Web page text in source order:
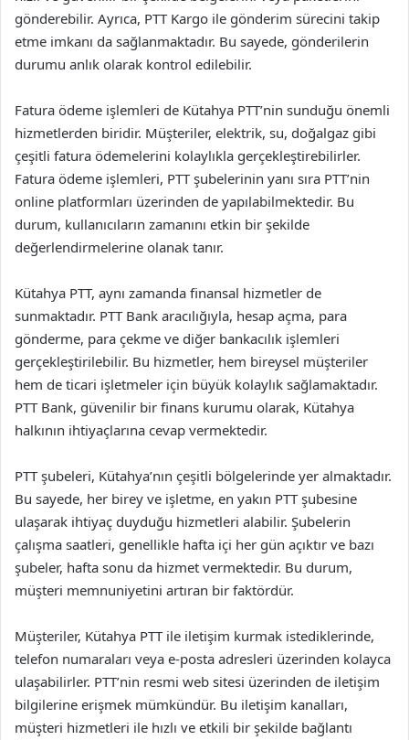
gönderebilir. Ayrıca, PTT Kargo ile gönderim sürecini takip
etme imkanı da sağlanmaktadır. Bu sayede, gönderilerin
durumu anlık olarak kontrol edilebilir.
Fatura ödeme işlemleri de Kütahya PTT’nin sunduğu önemli
hizmetlerden biridir. Müşteriler, elektrik, su, doğalgaz gibi
çeşitli fatura ödemelerini kolaylıkla gerçekleştirebilirler.
Fatura ödeme işlemleri, PTT şubelerinin yanı sıra PTT’nin
online platformları üzerinden de yapılabilmektedir. Bu
durum, kullanıcıların zamanını etkin bir şekilde
değerlendirmelerine olanak tanır.
Kütahya PTT, aynı zamanda finansal hizmetler de
sunmaktadır. PTT Bank aracılığıyla, hesap açma, para
gönderme, para çekme ve diğer bankacılık işlemleri
gerçekleştirilebilir. Bu hizmetler, hem bireysel müşteriler
hem de ticari işletmeler için büyük kolaylık sağlamaktadır.
PTT Bank, güvenilir bir finans kurumu olarak, Kütahya
halkının ihtiyaçlarına cevap vermektedir.
PTT şubeleri, Kütahya’nın çeşitli bölgelerinde yer almaktadır.
Bu sayede, her birey ve işletme, en yakın PTT şubesine
ulaşarak ihtiyaç duyduğu hizmetleri alabilir. Şubelerin
çalışma saatleri, genellikle hafta içi her gün açıktır ve bazı
şubeler, hafta sonu da hizmet vermektedir. Bu durum,
müşteri memnuniyetini artıran bir faktördür.
Müşteriler, Kütahya PTT ile iletişim kurmak istediklerinde,
telefon numaraları veya e-posta adresleri üzerinden kolayca
ulaşabilirler. PTT’nin resmi web sitesi üzerinden de iletişim
bilgilerine erişmek mümkündür. Bu iletişim kanalları,
müşteri hizmetleri ile hızlı ve etkili bir şekilde bağlantı